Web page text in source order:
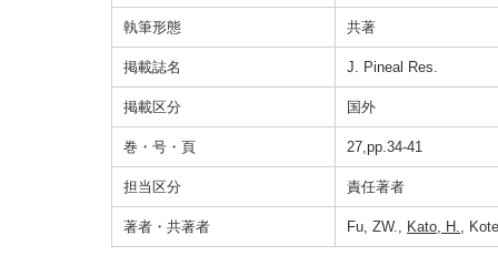
執筆形態 共著
掲載誌名 J. Pineal Res.
掲載区分 国外
巻・号・頁 27,pp.34-41
担当区分 責任著者
著者・共著者 Fu, ZW., Kato, H.,